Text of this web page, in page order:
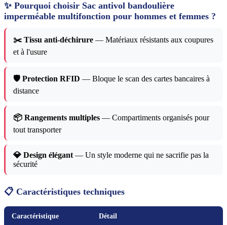
✨ Pourquoi choisir Sac antivol bandoulière
imperméable multifonction pour hommes et femmes ?
✂️ Tissu anti-déchirure — Matériaux résistants aux coupures
et à l'usure
🛡️ Protection RFID — Bloque le scan des cartes bancaires à
distance
📦 Rangements multiples — Compartiments organisés pour
tout transporter
💎 Design élégant — Un style moderne qui ne sacrifie pas la
sécurité
📋 Caractéristiques techniques
Caractéristique Détail